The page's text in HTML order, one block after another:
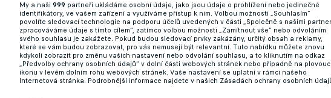
My a naši 999 partneři ukládáme osobní údaje, jako jsou údaje o prohlížení nebo jedinečné
identifikátory, ve vašem zařízení a využíváme přístup k nim. Volbou možnosti „Souhlasím“
povolíte sledovací technologie na podporu účelů uvedených v části „Společně s našimi
zpracováváme údaje s tímto cílem“, zatímco volbou možnosti „Zamítnout vše“ nebo odvoláním
svého souhlasu je zakážete. Pokud budou sledovací prvky zakázány, určitý obsah a reklamy,
které se vám budou zobrazovat, pro vás nemusejí být relevantní. Tuto nabídku můžete znovu
kdykoli zobrazit pro změnu vašich nastavení nebo odvolání souhlasu, a to kliknutím na odkaz
„Předvolby ochrany osobních údajů“ v dolní části webových stránek nebo případně na
ikonu v levém dolním rohu webových stránek. Vaše nastavení se uplatní v rámci našeho
Internetová stránka. Podrobnější informace najdete v našich Zásadách ochrany osobních